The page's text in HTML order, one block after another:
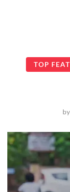
TOP
by